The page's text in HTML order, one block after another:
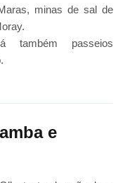
minas de sal de
também passeios
e